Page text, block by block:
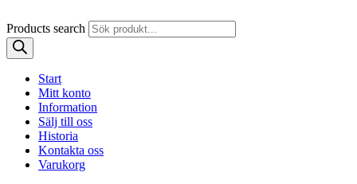
Products search
Start
Mitt konto
Information
Sälj till oss
Historia
Kontakta oss
Varukorg